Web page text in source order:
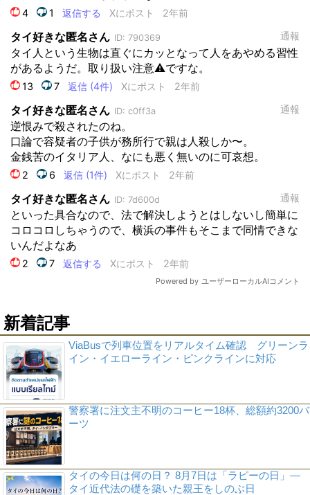
新着記事
ViaBusで列車位置をリアルタイム確認 グリーンラ
イン・イエローライン・ピンクラインに対応
警察署に注文主不明のコーヒー18杯、総額約3200バ
ーツ
タイの今日は何の日？ 8月7日は「ラピーの日」―
タイ近代法の礎を築いた親王をしのぶ日